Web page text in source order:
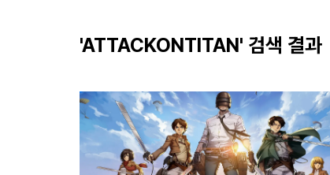
'ATTACKONTITAN' 검색 결과